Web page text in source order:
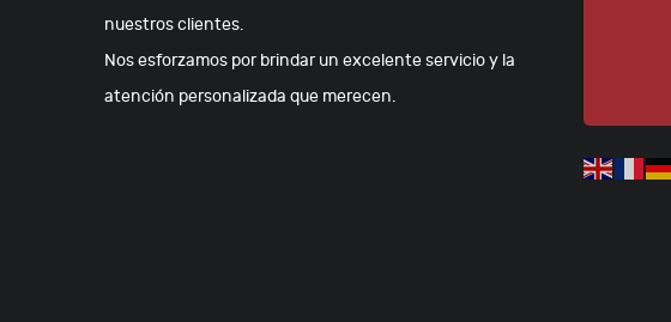
nuestros clientes.
Nos esforzamos por brindar un excelente servicio y la
atención personalizada que merecen.